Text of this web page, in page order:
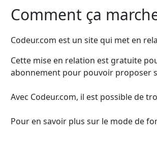
Comment ça
Codeur.com est un site qui met en
Cette mise en relation est gratuite
abonnement pour pouvoir proposer
Avec Codeur.com, il est possible de
Pour en savoir plus sur le mode de